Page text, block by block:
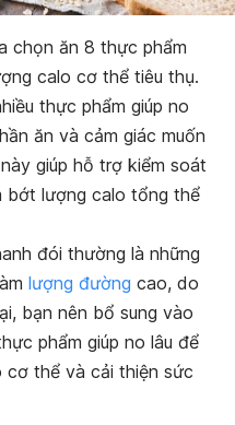
chọn ăn 8 thực phẩm
calo cơ thể tiêu thụ.
thực phẩm giúp no
ăn và cảm giác muốn
giúp hỗ trợ kiểm soát
bớt lượng calo tổng thể
đói thường là những
lượng đường cao, do
bạn nên bổ sung vào
phẩm giúp no lâu để
cơ thể và cải thiện sức